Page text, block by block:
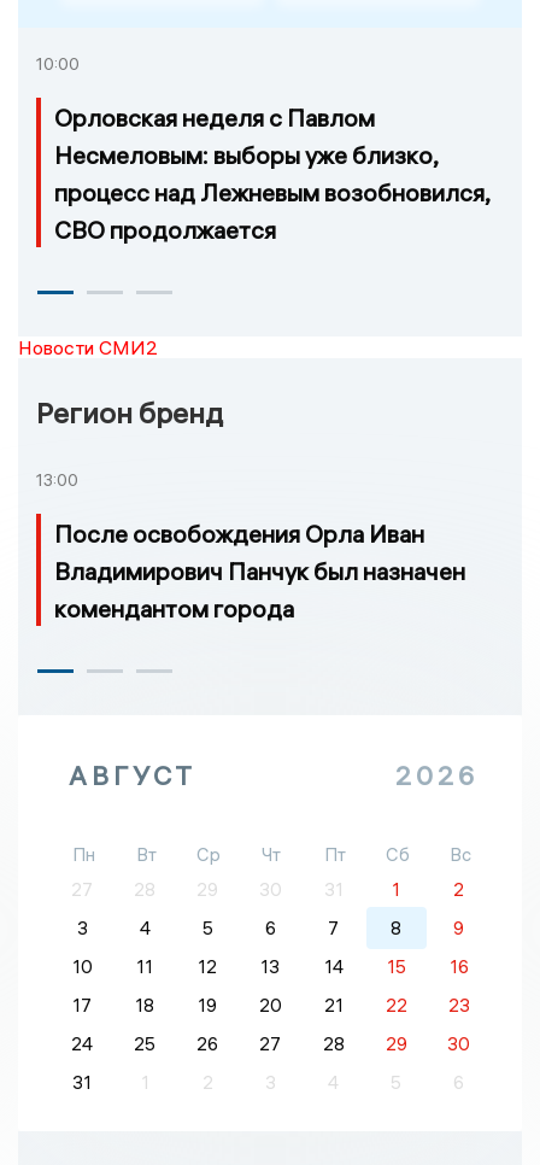
10:00
Орловская неделя с Павлом
Несмеловым: выборы уже близко,
процесс над Лежневым возобновился,
СВО продолжается
Новости СМИ2
Регион бренд
13:00
После освобождения Орла Иван
Владимирович Панчук был назначен
комендантом города
АВГУСТ 2026
Пн Вт Ср Чт Пт Сб
Вс
27
28 29 30 31 1
2
3
4 5 6 7 8
9
10
11 12 13 14 15
16
17
18 19 20 21 22
23
24
25 26 27 28 29
30
31
1 2 3 4 5 6